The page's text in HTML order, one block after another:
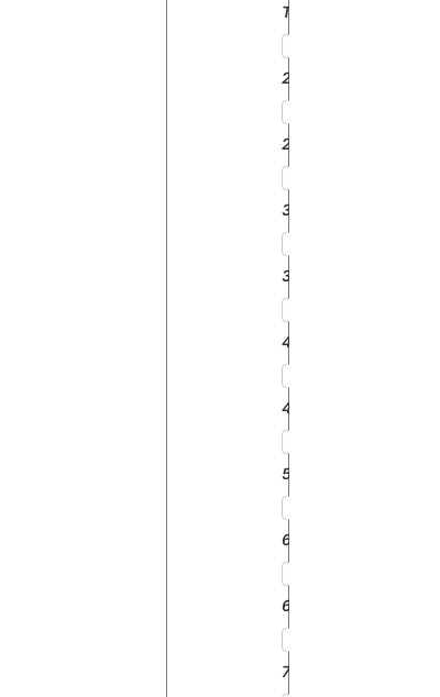
TW35
2610
2910
3610
3910
4110
4610
5610
6610
6810
7410